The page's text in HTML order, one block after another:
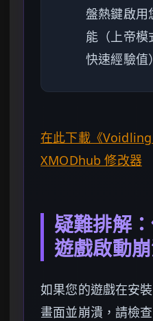
盤熱鍵啟用
能（上帝模
快速經驗值
在此下載《
XMODhub 修改器
疑難排解
遊戲啟動
如果您的遊戲在安
畫面並崩潰，請檢